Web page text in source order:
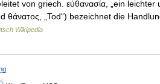
von griech. εὐθανασία, „ein leichter
θάνατος, „Tod“) bezeichnet die
Wikipedia